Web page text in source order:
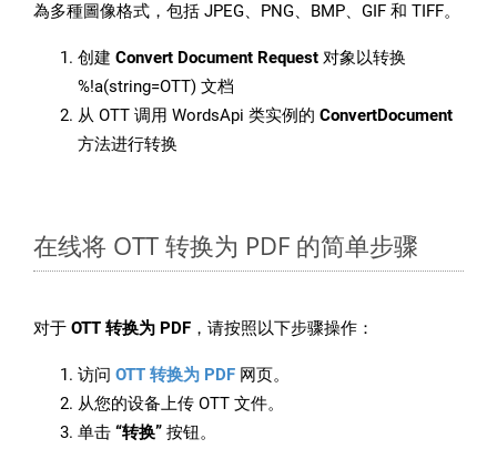
為多種圖像格式，包括 JPEG、PNG、BMP、GIF 和 TIFF。
创建 Convert Document Request 对象以转换
%!a(string=OTT) 文档
从 OTT 调用 WordsApi 类实例的 ConvertDocument
方法进行转换
在线将 OTT 转换为 PDF 的简单步骤
对于 OTT 转换为 PDF ，请按照以下步骤操作：
访问 OTT 转换为 PDF 网页。
从您的设备上传 OTT 文件。
单击 “转换” 按钮。